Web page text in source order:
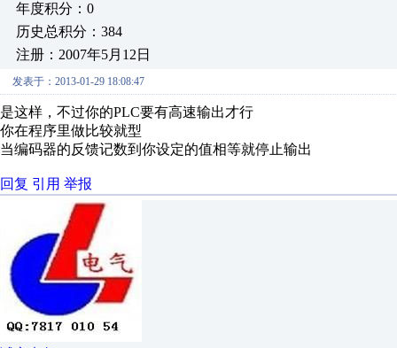
年度积分：0
历史总积分：384
注册：2007年5月12日
发表于：2013-01-29 18:08:47
是这样，不过你的PLC要有高速输出才行
你在程序里做比较就型
当编码器的反馈记数到你设定的值相等就停止输出
回复 引用 举报